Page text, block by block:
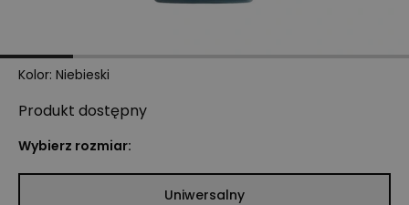
Kolor: Niebieski
Produkt dostępny
Wybierz rozmiar:
Uniwersalny